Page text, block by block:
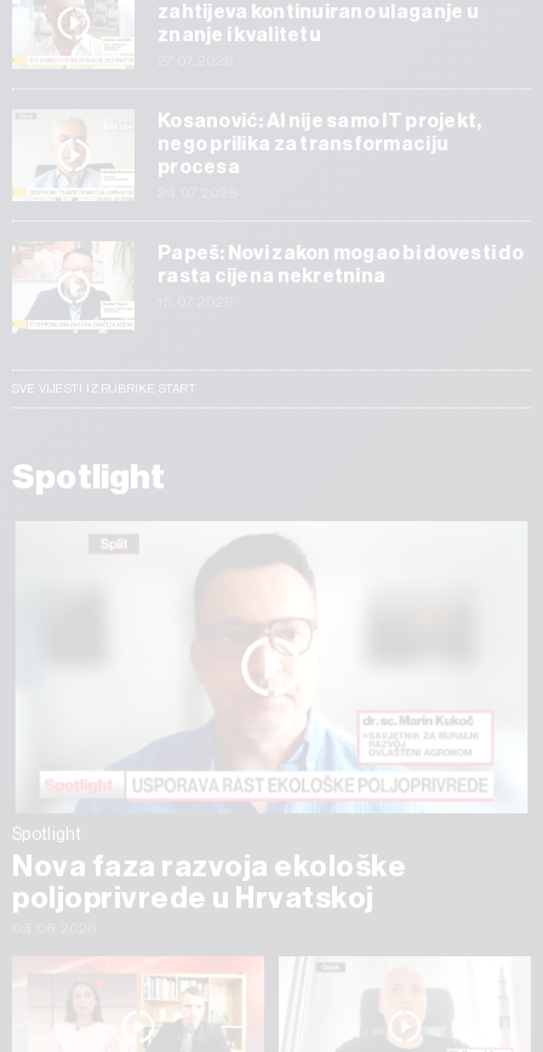
zahtijeva kontinuirano ulaganje u
znanje i kvalitetu
Kosanović: AI nije samo IT projekt,
nego prilika za transformaciju
procesa
Papeš: Novi zakon mogao bi dovesti do
rasta cijena nekretnina
SVE VIJESTI IZ RUBRIKE START
Spotlight
Spotlight
Nova faza razvoja ekološke
poljoprivrede u Hrvatskoj